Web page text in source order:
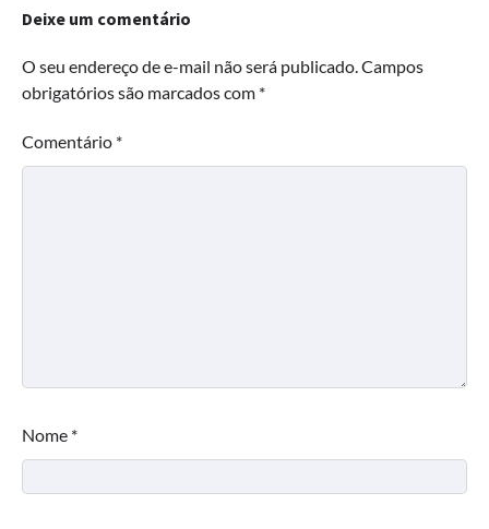
Deixe um comentário
O seu endereço de e-mail não será publicado.Campos
obrigatórios são marcados com *
Comentário *
Nome *